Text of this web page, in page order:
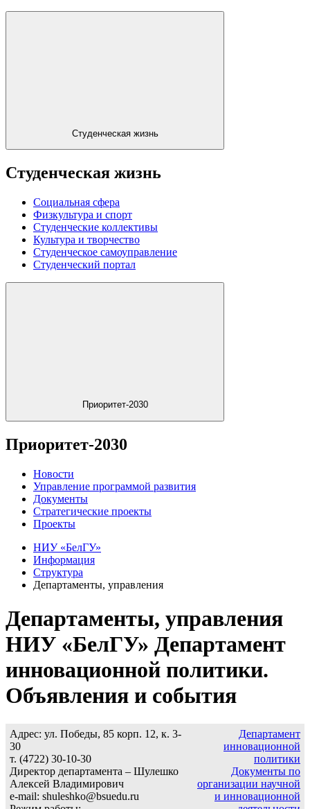
Студенческая жизнь
Студенческая жизнь
Социальная сфера
Физкультура и спорт
Студенческие коллективы
Культура и творчество
Студенческое самоуправление
Студенческий портал
Приоритет-2030
Приоритет-2030
Новости
Управление программой развития
Документы
Стратегические проекты
Проекты
НИУ «БелГУ»
Информация
Структура
Департаменты, управления
Департаменты, управления
НИУ «БелГУ» Департамент
инновационной политики.
Объявления и события
Адрес: ул. Победы, 85 корп. 12, к. 3-
30
т. (4722) 30-10-30
Директор департамента – Шулешко
Алексей Владимирович
e-mail: shuleshko@bsuedu.ru
Департамент
инновационной
политики
Документы по
организации научной
и инновационной